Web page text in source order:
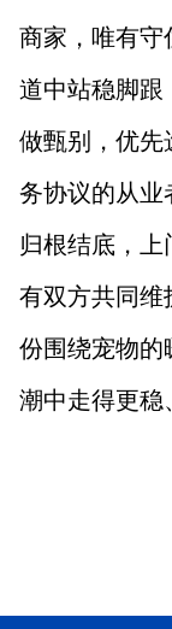
商家，唯有守
道中站稳脚跟
做甄别，优先
务协议的从业
归根结底，
有双方共同维
份围绕宠物的
潮中走得更稳